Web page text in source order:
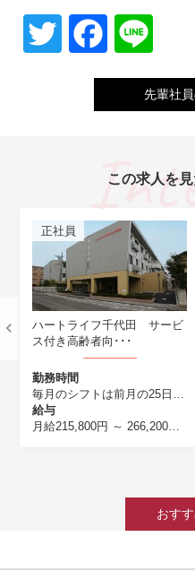
Twitter
先輩社
この求人を
した場合 ※処遇改善手当等（一
（介護福祉士の場合は月給224,800
正社員
ハートライフ千代田 サービ
ス付き高齢者向･･･
勤務時間
毎月のシフトは前月の25日までに確定 ・7：00～16：00 （休憩60分） ・ 8：30～17：30 （休憩60分） ・10：00～19：00 （休憩60分） ・10：30～19：30 （休憩60分） ・16：00～翌10：00（休憩120分） どのシフトでもしっかり休憩時間が設けられているので、リフレッシュもバッチリ！
給与
月給215,800円 ～ 266,200円
(
おす